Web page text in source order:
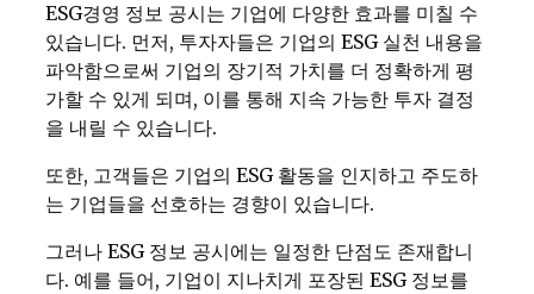
ESG경영 정보 공시는 기업에 다양한 효과를 미칠 수
있습니다. 먼저, 투자자들은 기업의 ESG 실천 내용을
파악함으로써 기업의 장기적 가치를 더 정확하게 평
가할 수 있게 되며, 이를 통해 지속 가능한 투자 결정
을 내릴 수 있습니다.
또한, 고객들은 기업의 ESG 활동을 인지하고 주도하
는 기업들을 선호하는 경향이 있습니다.
그러나 ESG 정보 공시에는 일정한 단점도 존재합니
다. 예를 들어, 기업이 지나치게 포장된 ESG 정보를